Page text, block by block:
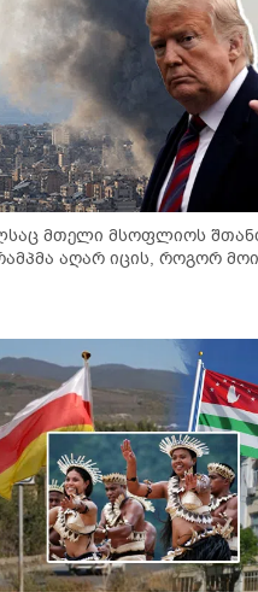
მთელი მსოფლიოს
აღარ იცის, როგორ მოიქცეს" -